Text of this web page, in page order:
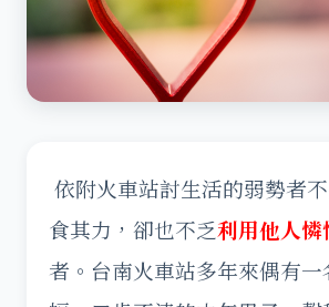
依附火車站討生活的弱勢者
食其力，卻也不乏利用他人憐
者。台南火車站多年來偶有一